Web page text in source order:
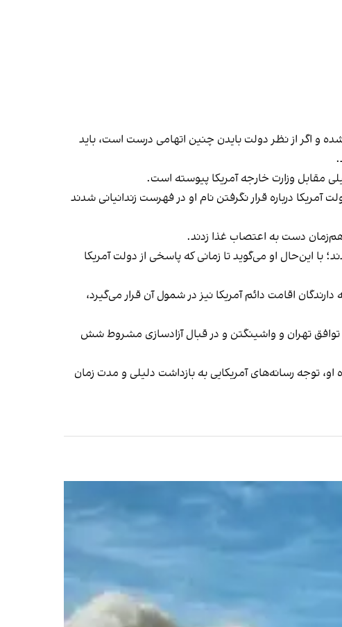
و اگر از نظر دولت بایدن چنین اتهامی درست است، باید
دولت آمریکا درباره قرار نگرفتن نام او در فهرست زندانیانی شدند
با این‌حال او می‌گوید تا زمانی که پاسخی از دولت آمریکا
اقامت دائم آمریکا نیز در شمول آن قرار می‌گیرد،
توافق تهران و واشینگتن و در قبال آزادسازی مشروط شش
توجه رسانه‌های آمریکایی به بازداشت دلیلی و مدت زمان